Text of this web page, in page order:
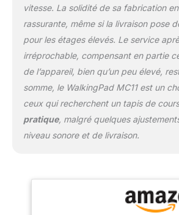
sur des
allant de 1 à
une variété
d'exercice,
permettant
exigences
Expérience
Immersive -
pad MC11,
120 x 44
vitesse. La solidité de sa fabrication
rassurante, même si la livraison pose
pour les étages élevés. Le service
irréprochable, compensant en partie
de l’appareil, bien qu’un peu élevé,
somme, le WalkingPad MC11 est un
ceux qui recherchent un tapis de
pratique, malgré quelques
niveau sonore et de livraison.